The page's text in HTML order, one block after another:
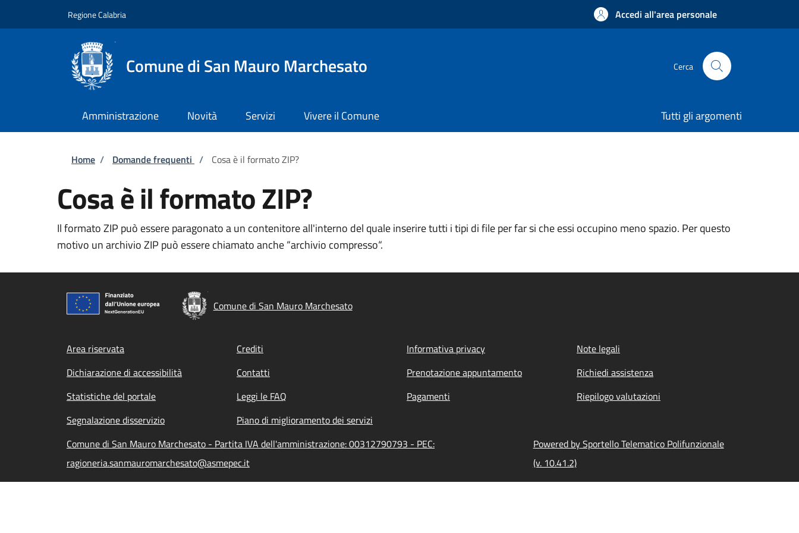
Regione Calabria Accedi all'area personale
Comune di San Mauro Marchesato Cerca
Amministrazione Novità Servizi Vivere il Comune Tutti gli argomenti
Briciole di pane
Home / Domande frequenti / Cosa è il formato ZIP?
Cosa è il formato ZIP?
Il formato ZIP può essere paragonato aun contenitore all'interno del quale inserire tutti i tipi di file per far si che essi occupino meno spazio. Per questo
motivo un archivio ZIP può essere chiamato anche “archivio compresso“.
Comune di San Mauro Marchesato
Footer menu
Area riservata Crediti Informativa privacy
Note legali
Dichiarazione di accessibilità
Contatti Prenotazione appuntamento
Richiedi assistenza
Statistiche del portale
Leggi le FAQ Pagamenti
Riepilogo valutazioni
Segnalazione disservizio
Piano di miglioramento dei servizi
Comune di San Mauro Marchesato - Partita IVA dell'amministrazione: 00312790793 - PEC:
ragioneria.sanmauromarchesato@asmepec.it
Powered by Sportello Telematico Polifunzionale
(v. 10.41.2)